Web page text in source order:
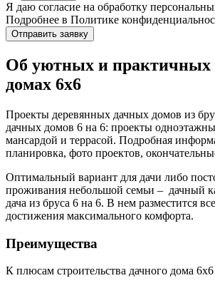
Я даю согласие на обработку
Подробнее в Политике
Отправить заявку
Об уютных и практичных
домах 6х6
Проекты деревянных дачных домов из
дачных домов 6 на 6: проекты
мансардой и террасой. Подробная
планировка, фото проектов,
Оптимальный вариант для дачи либо
проживания небольшой семьи – дачный
дача из бруса 6 на 6. В нем разместится
достижения максимального комфорта.
Преимущества
К плюсам строительства дачного дома 6х6